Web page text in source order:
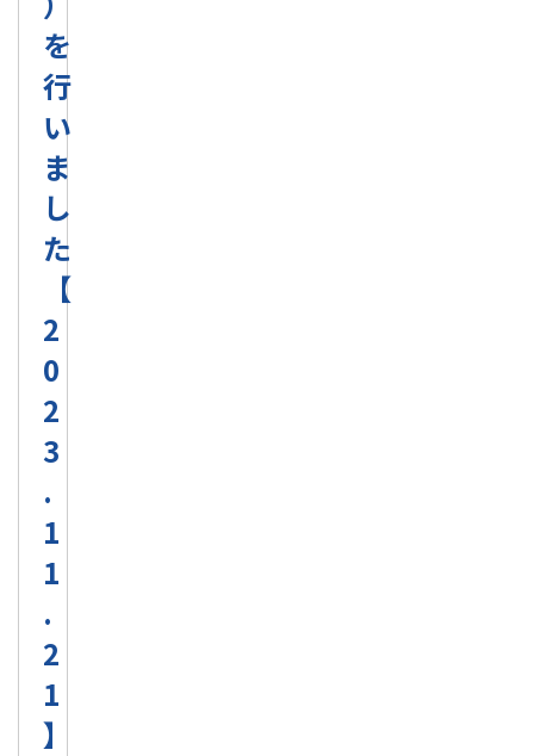
を
行
い
ま
し
た
【
2
0
2
3
.
1
1
.
2
1
】